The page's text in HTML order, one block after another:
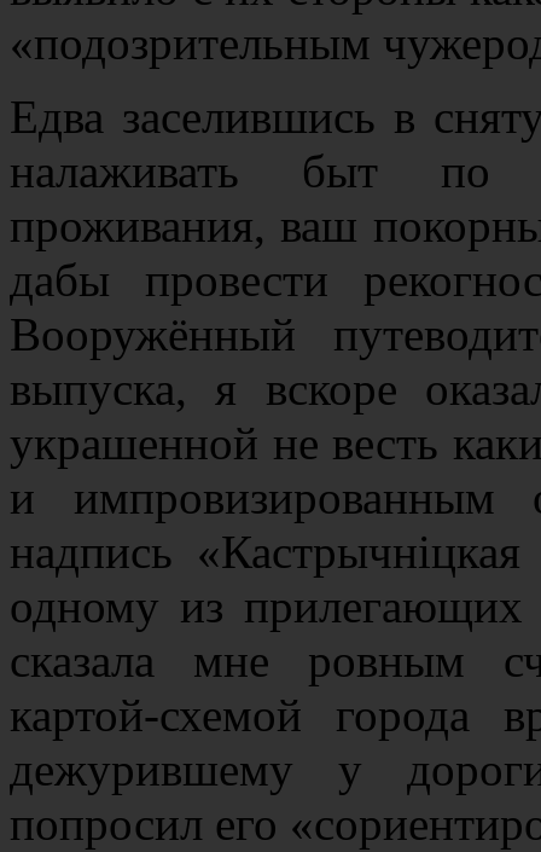
«подозрительным
Едва заселившись в
налаживать быт по
проживания, ваш
дабы провести
Вооружённый
выпуска, я вскоре
украшенной не весть
и импровизированным
надпись
одному из
сказала мне ровным
картой-схемой
дежурившему у
попросил его